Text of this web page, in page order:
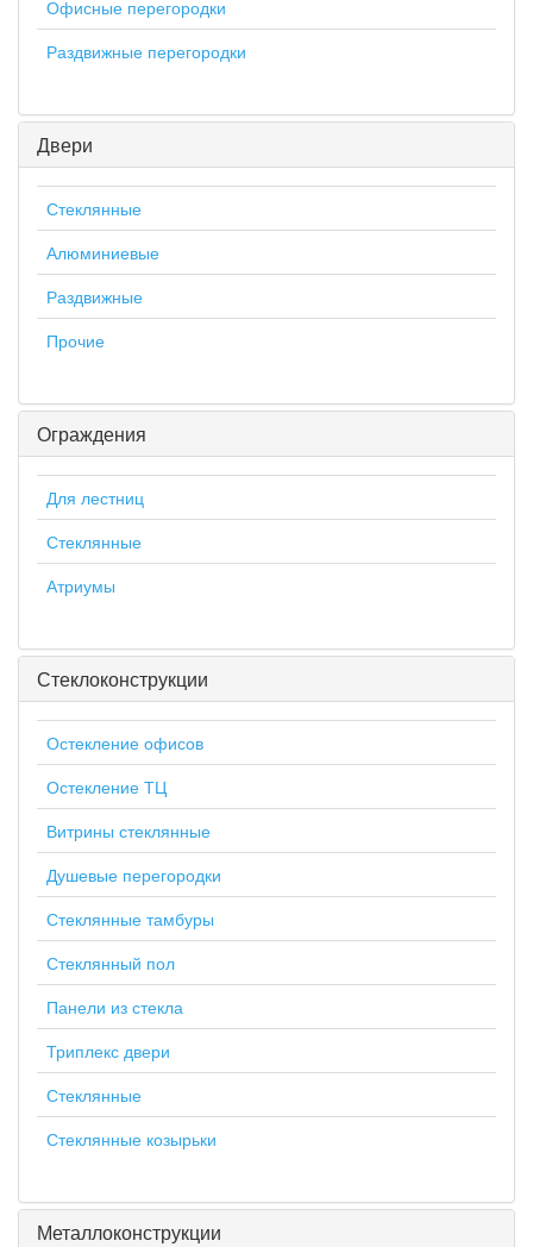
Офисные перегородки
Раздвижные перегородки
Двери
Стеклянные
Алюминиевые
Раздвижные
Прочие
Ограждения
Для лестниц
Стеклянные
Атриумы
Стеклоконструкции
Остекление офисов
Остекление ТЦ
Витрины стеклянные
Душевые перегородки
Стеклянные тамбуры
Стеклянный пол
Панели из стекла
Триплекс двери
Стеклянные
Стеклянные козырьки
Металлоконструкции